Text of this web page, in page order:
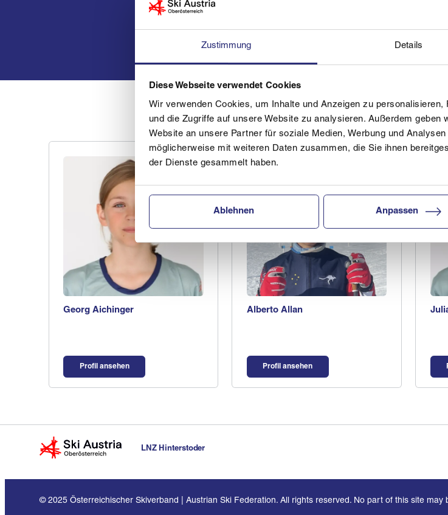
Zustimmung Details
Diese Webseite verwendet Cookies
Wir verwenden Cookies, um Inhalte und Anzeigen zu
und die Zugriffe auf unsere Website zu analysieren. Außerdem geben
Website an unsere Partner für soziale Medien, Werbung und
möglicherweise mit weiteren Daten zusammen, die Sie ihnen
der Dienste gesammelt haben.
Ablehnen Anpassen
Georg Aichinger
Profil ansehen
Alberto Allan
Profil ansehen
LNZ Hinterstoder
© 2025 Österreichischer Skiverband | Austrian Ski Federation. All rights reserved. No part of this site